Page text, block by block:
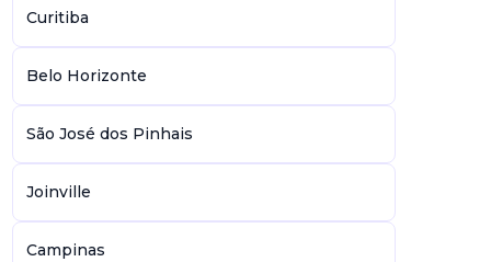
Curitiba
Belo Horizonte
São José dos Pinhais
Joinville
Campinas